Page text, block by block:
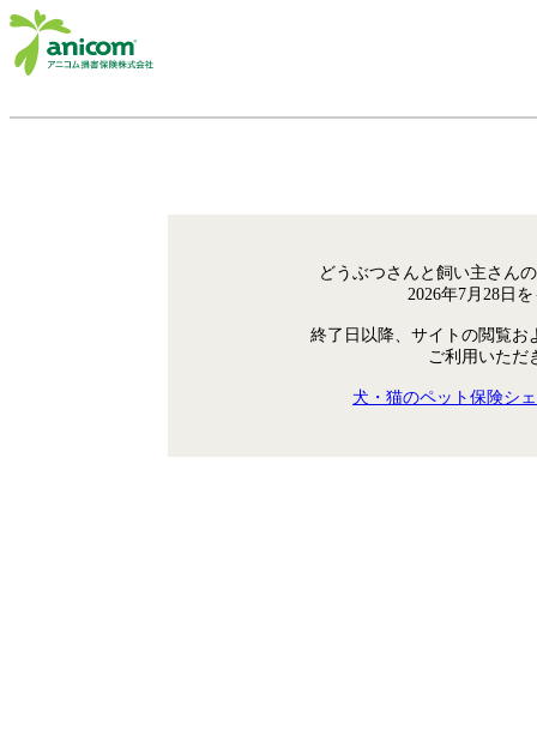
どうぶつさんと飼い主さん
2026年7月28日
終了日以降、サイトの閲覧お
ご利用いただ
犬・猫のペット保険シ